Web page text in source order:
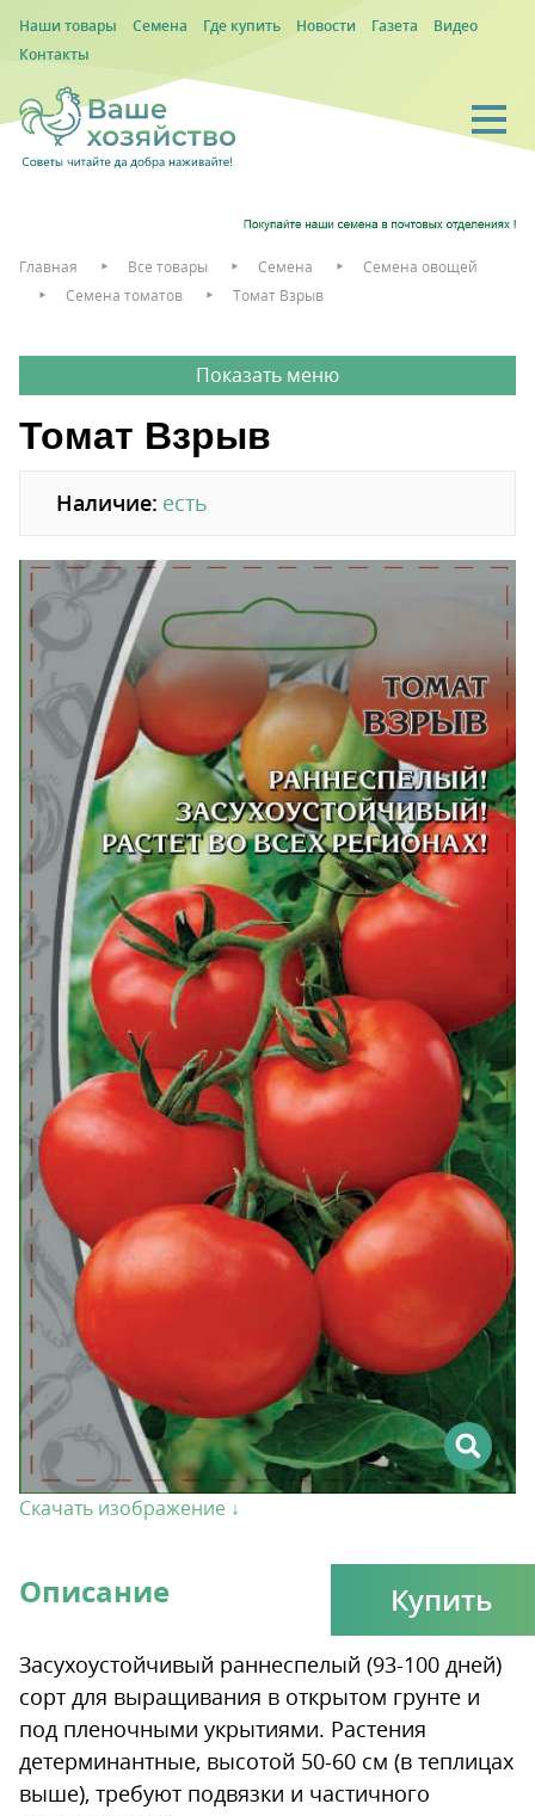
Наши товары Семена Где купить Новости Газета
Видео
Контакты
Главная Все товары Семена
Семена овощей
Семена томатов
Томат Взрыв
Томат Взрыв
Наличие: есть
Скачать изображение ↓
Купить
Описание
Засухоустойчивый раннеспелый (93-100 дней)
сорт для выращивания в открытом грунте и
под пленочными укрытиями. Растения
детерминантные, высотой 50-60 см (в теплицах
выше), требуют подвязки и частичного